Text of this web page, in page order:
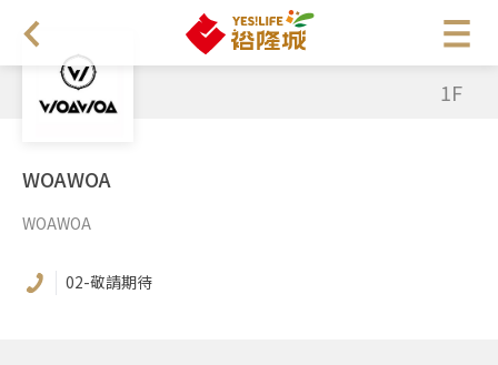
1F
WOAWOA
WOAWOA
02-敬請期待